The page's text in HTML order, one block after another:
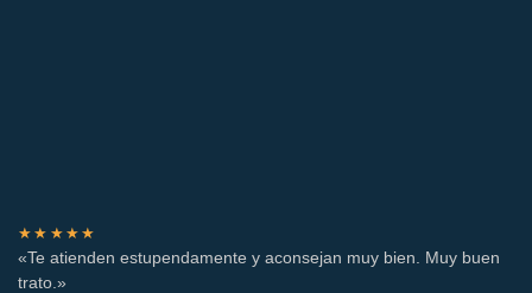
★★★★★
«Te atienden estupendamente y aconsejan muy bien. Muy buen
trato.»